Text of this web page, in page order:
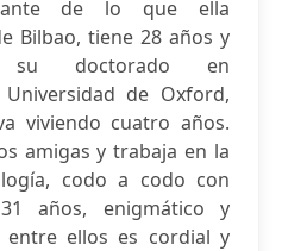
de lo que ella
Bilbao, tiene 28 años y
su doctorado en
de Oxford,
viviendo cuatro años.
amigas y trabaja en la
codo a codo con
años, enigmático y
entre ellos es cordial y